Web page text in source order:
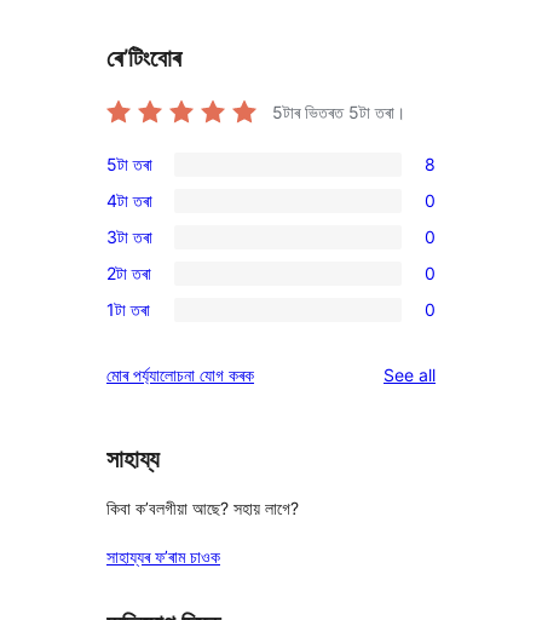
ৰে’টিংবোৰ
5টাৰ ভিতৰত 5টা তৰা।
8
5-
star
reviews
5টা তৰা 8
0
4-
star
reviews
4টা তৰা 0
0
3-
star
3টা তৰা 0
0
2-
reviews
2টা তৰা 0
0
star
1টা তৰা 0
মোৰ পৰ্য্যালোচনা যোগ কৰক See allreviews
সাহায্য
কিবা ক’বলগীয়া আছে? সহায় লাগে?
সাহায্যৰ ফ’ৰাম চাওক